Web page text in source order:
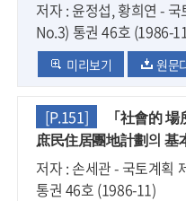
저자 : 윤정섭, 황희연 -
No.3) 통권 46호 (1986-
미리보기 원문
[P.151]
「社會的
庶民住居團地計劃의 基
저자 : 손세관 - 국토계획
통권 46호 (1986-11)